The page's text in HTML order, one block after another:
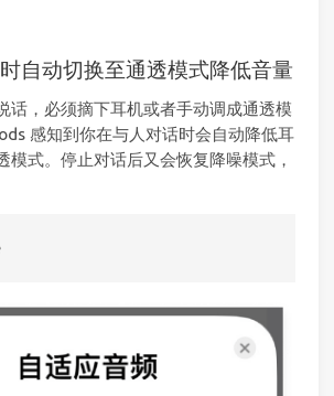
自动切换至通透模式降低音量
话，必须摘下耳机或者手动调成通透模
感知到你在与人对话时会自动降低耳
模式。停止对话后又会恢复降噪模式，